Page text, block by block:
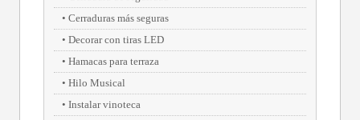
Cerraduras más seguras
Decorar con tiras LED
Hamacas para terraza
Hilo Musical
Instalar vinoteca